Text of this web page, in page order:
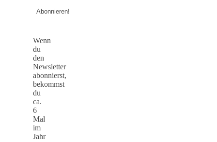
Wenn
du
den
Newsletter
abonnierst,
bekommst
du
ca.
6
Mal
im
Jahr